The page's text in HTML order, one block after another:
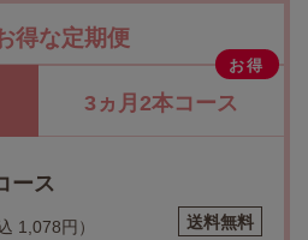
得な定期便
3ヵ月2本コース
お得
ース
1,078円） 送料無料